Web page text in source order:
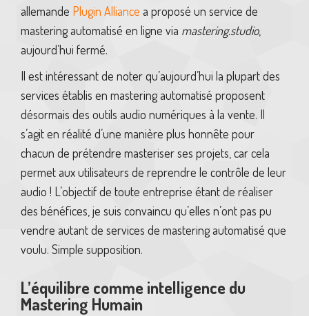
allemande Plugin Alliance a proposé un service de
mastering automatisé en ligne via mastering.studio,
aujourd’hui fermé.
Il est intéressant de noter qu’aujourd’hui la plupart des
services établis en mastering automatisé proposent
désormais des outils audio numériques à la vente. Il
s’agit en réalité d’une manière plus honnête pour
chacun de prétendre masteriser ses projets, car cela
permet aux utilisateurs de reprendre le contrôle de leur
audio ! L’objectif de toute entreprise étant de réaliser
des bénéfices, je suis convaincu qu’elles n’ont pas pu
vendre autant de services de mastering automatisé que
voulu. Simple supposition.
L’équilibre comme intelligence du
Mastering Humain